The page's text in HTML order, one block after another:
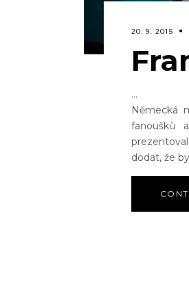
20. 9. 2015
Německá
fanoušků
dodat, že